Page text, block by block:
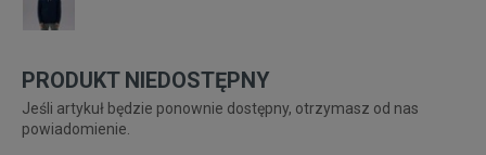
PRODUKT NIEDOSTĘPNY
Jeśli artykuł będzie ponownie dostępny, otrzymasz od nas
powiadomienie.